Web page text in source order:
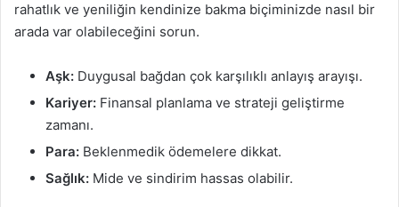
rahatlık ve yeniliğin kendinize bakma biçiminizde nasıl bir
arada var olabileceğini sorun.
Aşk: Duygusal bağdan çok karşılıklı anlayış arayışı.
Kariyer: Finansal planlama ve strateji geliştirme
zamanı.
Para: Beklenmedik ödemelere dikkat.
Sağlık: Mide ve sindirim hassas olabilir.